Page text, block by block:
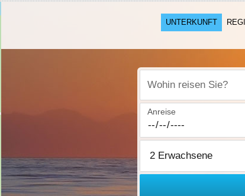
UNTERKUNFT
Wohin reisen Sie?
Anreise